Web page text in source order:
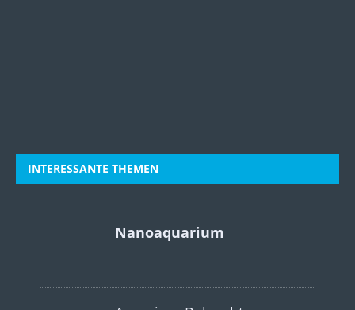
INTERESSANTE THEMEN
Nanoaquarium